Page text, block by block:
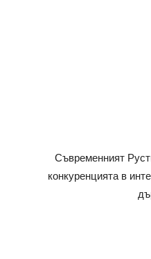
Съвременният
конкуренцията в